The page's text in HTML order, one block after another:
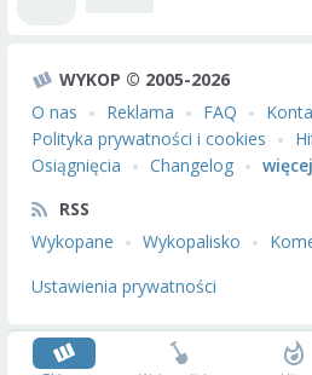
WYKOP © 2005-2026
O nas
Reklama FAQ
Polityka prywatności i cookies
Osiągnięcia
Changelog
więcej
RSS
Wykopane
Wykopalisko
Ustawienia prywatności